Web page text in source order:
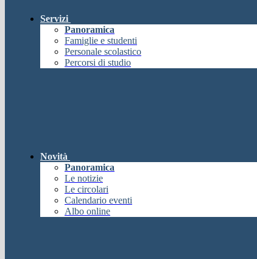
Servizi
Panoramica
Famiglie e studenti
Personale scolastico
Percorsi di studio
Novità
Panoramica
Le notizie
Le circolari
Calendario eventi
Albo online